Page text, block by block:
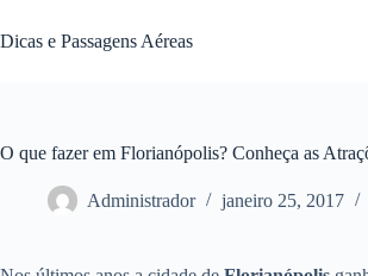
para
o
Dicas e Passagens Aéreas
O que fazer em Florianópolis? Conheça as
Administrador janeiro 25, 2017